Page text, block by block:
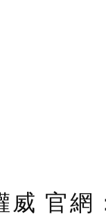
威 官網